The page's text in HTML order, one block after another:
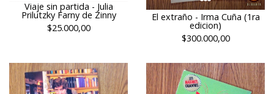
Viaje sin partida - Julia
Prilutzky Farny de Zinny
$25.000,00
El extraño - Irma Cuña (1ra
edicion)
$300.000,00